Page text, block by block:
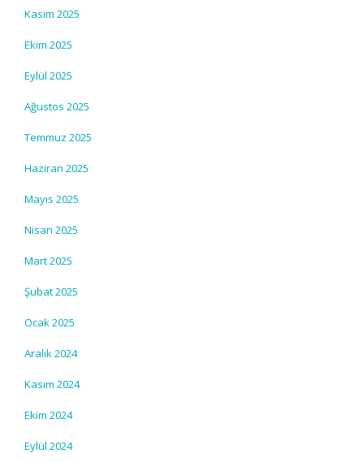
Kasım 2025
Ekim 2025
Eylül 2025
Ağustos 2025
Temmuz 2025
Haziran 2025
Mayıs 2025
Nisan 2025
Mart 2025
Şubat 2025
Ocak 2025
Aralık 2024
Kasım 2024
Ekim 2024
Eylül 2024